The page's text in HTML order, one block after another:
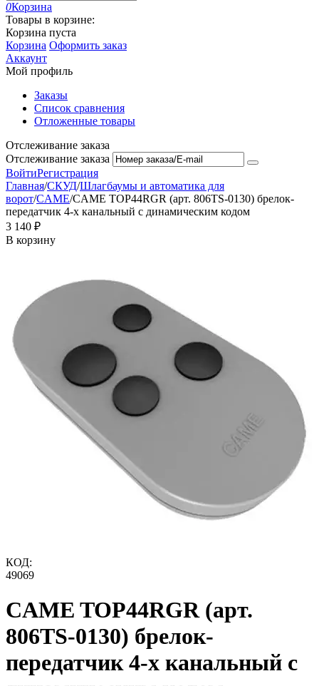
0Корзина
Товары в корзине:
Корзина пуста
Корзина Оформить заказ
Аккаунт
Мой профиль
Заказы
Список сравнения
Отложенные товары
Отслеживание заказа
Отслеживание заказа
ВойтиРегистрация
Главная/СКУД/Шлагбаумы и автоматика для
ворот/CAME/CAME TOP44RGR (арт. 806TS-0130) брелок-
передатчик 4-х канальный с динамическим кодом
3 140 ₽
В корзину
КОД:
49069
CAME TOP44RGR (арт.
806TS-0130) брелок-
передатчик 4-х канальный с